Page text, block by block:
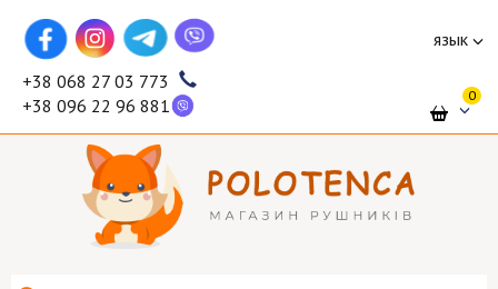
язык
+38 068 27 03 773
+38 096 22 96 881
0